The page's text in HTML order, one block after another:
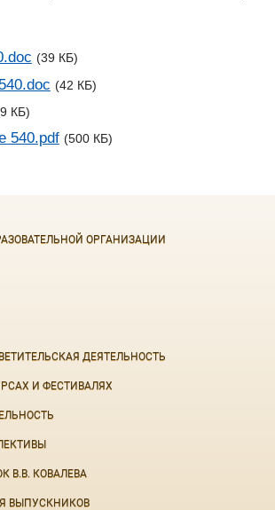
(39 КБ)
(42 КБ)
КБ)
540.pdf (500 КБ)
ОРГАНИЗАЦИИ
ДЕЯТЕЛЬНОСТЬ
И ФЕСТИВАЛЯХ
В.В. КОВАЛЕВА
ВЫПУСКНИКОВ